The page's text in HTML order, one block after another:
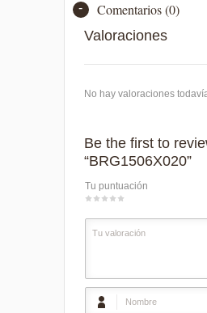
Comentarios (0)
Valoraciones
No hay valoraciones
Be the first to
“BRG1506X020”
Tu puntuación